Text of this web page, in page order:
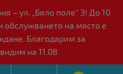
– ул. „Бяло поле“ 3! До 10
обслужването на място е
Благодарим за
на 11.08